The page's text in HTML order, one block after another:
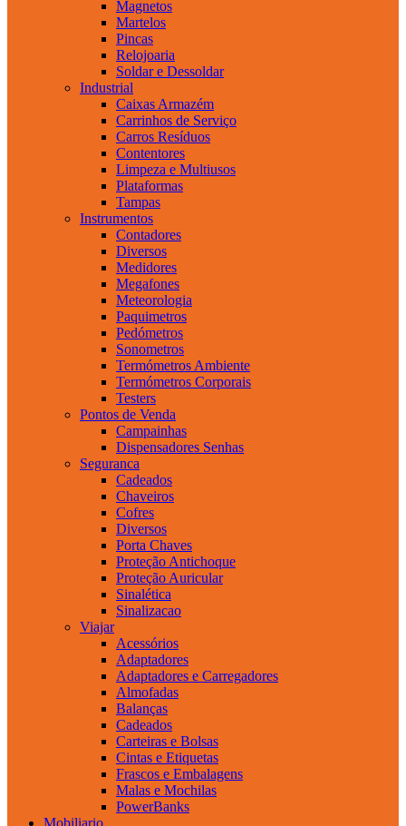
Magnetos
Martelos
Pincas
Relojoaria
Soldar e Dessoldar
Industrial
Caixas Armazém
Carrinhos de Serviço
Carros Resíduos
Contentores
Limpeza e Multiusos
Plataformas
Tampas
Instrumentos
Contadores
Diversos
Medidores
Megafones
Meteorologia
Paquimetros
Pedómetros
Sonometros
Termómetros Ambiente
Termómetros Corporais
Testers
Pontos de Venda
Campainhas
Dispensadores Senhas
Seguranca
Cadeados
Chaveiros
Cofres
Diversos
Porta Chaves
Proteção Antichoque
Proteção Auricular
Sinalética
Sinalizacao
Viajar
Acessórios
Adaptadores
Adaptadores e Carregadores
Almofadas
Balanças
Cadeados
Carteiras e Bolsas
Cintas e Etiquetas
Frascos e Embalagens
Malas e Mochilas
PowerBanks
Mobiliario